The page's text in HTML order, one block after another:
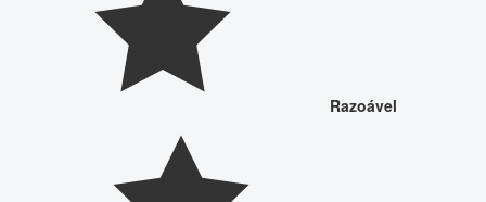
Razoável